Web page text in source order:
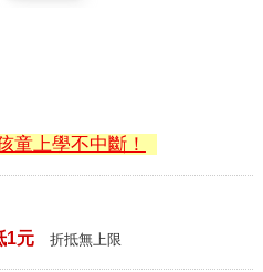
童上學不中斷！
1元 折抵無上限